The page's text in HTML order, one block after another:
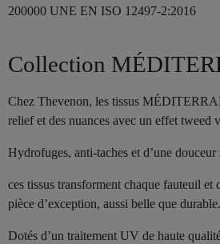
200000 UNE EN ISO 12497-2:2016
Collection
Chez Thevenon, les tissus
relief et des nuances avec un effet tweed
Hydrofuges, anti-taches et d’une douceur
ces tissus transforment chaque fauteuil
pièce d’exception, aussi belle que durable.
Dotés d’un traitement UV de haute